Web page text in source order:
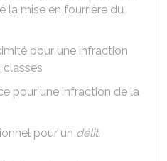
la mise en fourrière du
pour une infraction
classes
pour une infraction de la
pour un délit.